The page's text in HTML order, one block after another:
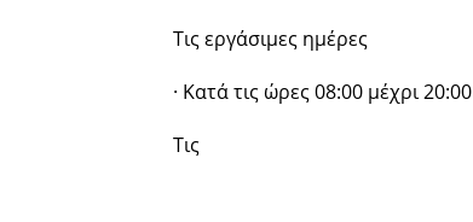
Τις εργάσιμες ημέρες
· Κατά τις ώρες 08:00 μέχρι 20:00
Τις